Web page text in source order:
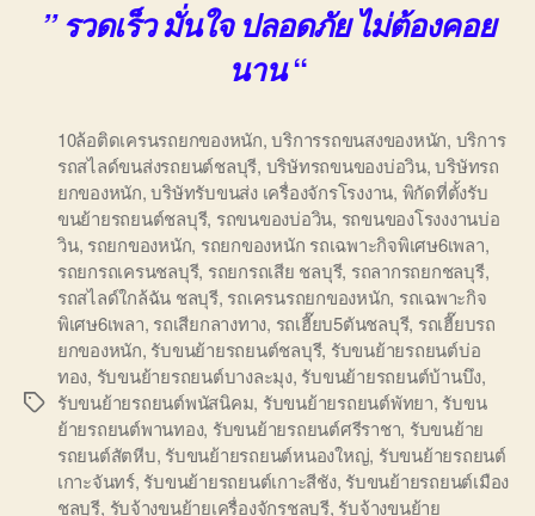
” รวดเร็ว มั่นใจ ปลอดภัย ไม่ต้องคอย
นาน“
Tags
10ล้อติดเครนรถยกของหนัก,บริการรถขนสงของหนัก, บริการ
รถสไลด์ขนส่งรถยนต์ชลบุรี, บริษัทรถขนของบ่อวิน,บริษัทรถ
ยกของหนัก,บริษัทรับขนส่ง เครื่องจักรโรงงาน, พิกัดที่ตั้งรับ
ขนย้ายรถยนต์ชลบุรี, รถขนของบ่อวิน, รถขนของโรงงงานบ่อ
วิน, รถยกของหนัก, รถยกของหนัก รถเฉพาะกิจพิเศษ6เพลา,
รถยกรถเครนชลบุรี, รถยกรถเสีย ชลบุรี, รถลากรถยกชลบุรี,
รถสไลด์ใกล้ฉัน ชลบุรี, รถเครนรถยกของหนัก, รถเฉพาะกิจ
พิเศษ6เพลา, รถเสียกลางทาง, รถเฮี๊ยบ5ตันชลบุรี, รถเฮี๊ยบรถ
ยกของหนัก, รับขนย้ายรถยนต์ชลบุรี, รับขนย้ายรถยนต์บ่อ
ทอง, รับขนย้ายรถยนต์บางละมุง, รับขนย้ายรถยนต์บ้านบึง,
รับขนย้ายรถยนต์พนัสนิคม, รับขนย้ายรถยนต์พัทยา, รับขน
ย้ายรถยนต์พานทอง, รับขนย้ายรถยนต์ศรีราชา, รับขนย้าย
รถยนต์สัตหีบ, รับขนย้ายรถยนต์หนองใหญ่, รับขนย้ายรถยนต์
เกาะจันทร์, รับขนย้ายรถยนต์เกาะสีชัง, รับขนย้ายรถยนต์เมือง
ชลบุรี, รับจ้างขนย้ายเครื่องจักรชลบุรี, รับจ้างขนย้าย